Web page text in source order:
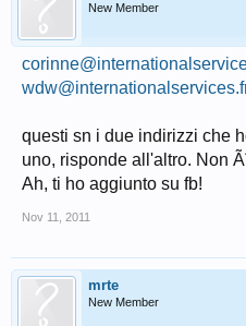
New Member
questi sn i due indirizzi che
uno, risponde all'altro. Non
Ah, ti ho aggiunto su fb!
Nov 11, 2011
mrte
New Member